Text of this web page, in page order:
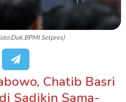
Setpres)
Chatib Basri
Sadikin Sama-